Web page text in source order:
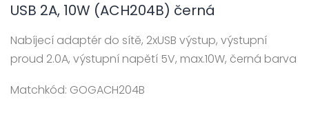
USB 2A, 10W (ACH204B) černá
Nabíjecí adaptér do sítě, 2xUSB výstup, výstupní
proud 2.0A, výstupní napětí 5V, max.10W, černá barva
Matchkód: GOGACH204B